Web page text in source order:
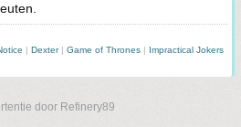
Dexter| Game of Thrones
Impractical Jokers
door Refinery89